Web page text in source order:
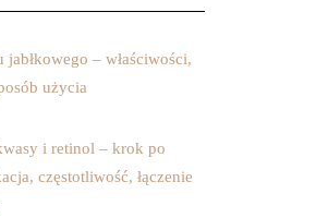
jabłkowego – właściwości,
użycia
i retinol – krok po
częstotliwość, łączenie